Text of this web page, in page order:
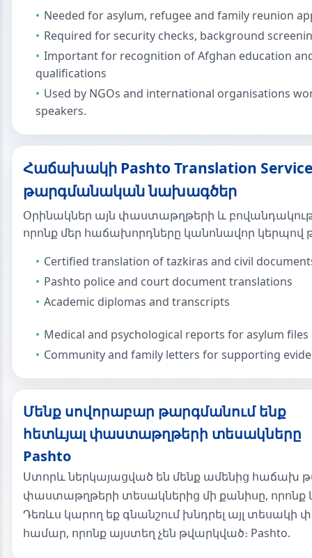
Needed for asylum, refugee and family reunion
Required for security checks, background
Important for recognition of Afghan education
qualifications
Used by NGOs and international organisations
speakers.
Հաճախակի Pashto Translation
թարգմանական նախագծեր
Օրինակներ այն փաստաթղթերի և
որոնք մեր հաճախորդները կանոնավոր կերպով
Certified translation of tazkiras and civil
Pashto police and court document translations
Academic diplomas and transcripts
Medical and psychological reports for asylum files
Community and family letters for supporting
Մենք սովորաբար թարգմանում ենք
հետևյալ փաստաթղթերի տեսակները
Pashto
Ստորև ներկայացված են մենք ամենից հաճախ
փաստաթղթերի տեսակներից մի քանիսը, որոնք
Դեռևս կարող եք գնանշում խնդրել այլ
համար, որոնք այստեղ չեն թվարկված։ Pashto.